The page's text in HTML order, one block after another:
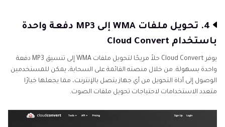
4. تحويل ملفات WMA إلى MP3 دفعة واحدة
باستخدام Cloud Convert
يوفر Cloud Convert حلاً مريحًا لتحويل ملفات WMA إلى تنسيق MP3 دفعة
واحدة بسهولة. من خلال منصته القائمة على السحابة، يمكن للمستخدمين
الوصول إلى أداة التحويل من أي جهاز يتصل بالإنترنت، مما يجعلها خيارًا
متعدد الاستخدامات لاحتياجات تحويل ملفات الصوت.